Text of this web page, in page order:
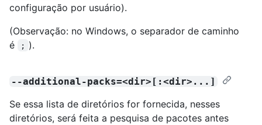
configuração por usuário).
(Observação: no Windows, o separador de caminho
é
; ).
--additional-packs=<dir>[:<dir>...]
Se essa lista de diretórios for fornecida, nesses
diretórios, será feita a pesquisa de pacotes antes